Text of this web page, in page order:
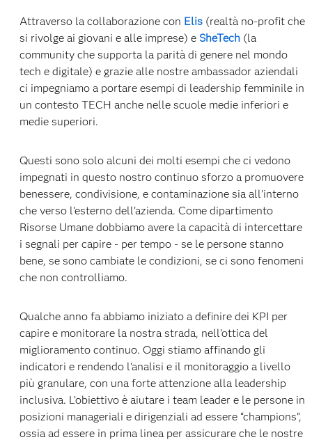
Attraverso la collaborazione con Elis(realtà no-profit che
si rivolge ai giovani e alle imprese) e SheTech(la
community che supporta la parità di genere nel mondo
tech e digitale) e grazie alle nostre ambassador aziendali
ci impegniamo a portare esempi di leadership femminile in
un contesto TECH anche nelle scuole medie inferiori e
medie superiori.
Questi sono solo alcuni dei molti esempi che ci vedono
impegnati in questo nostro continuo sforzo a promuovere
benessere, condivisione, e contaminazione sia all’interno
che verso l’esterno dell’azienda. Come dipartimento
Risorse Umane dobbiamo avere la capacità di intercettare
i segnali per capire - per tempo - se le persone stanno
bene, se sono cambiate le condizioni, se ci sono fenomeni
che non controlliamo.
Qualche anno fa abbiamo iniziato a definire dei KPI per
capire e monitorare la nostra strada, nell’ottica del
miglioramento continuo. Oggi stiamo affinando gli
indicatori e rendendo l’analisi e il monitoraggio a livello
più granulare, con una forte attenzione alla leadership
inclusiva. L’obiettivo è aiutare i team leader e le persone in
posizioni manageriali e dirigenziali ad essere “champions”,
ossia ad essere in prima linea per assicurare che le nostre